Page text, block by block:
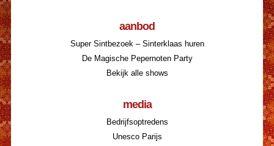
aanbod
Super Sintbezoek – Sinterklaas huren
De Magische Pepernoten Party
Bekijk alle shows
media
Bedrijfsoptredens
Unesco Parijs